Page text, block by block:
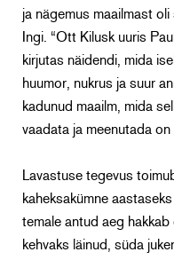
ja nägemus maailmast
Ingi. “Ott Kilusk uuris
kirjutas näidendi, mida
huumor, nukrus ja suur
kadunud maailm, mida
vaadata ja meenutada on
Lavastuse tegevus
kaheksakümne
temale antud aeg
kehvaks läinud, süda